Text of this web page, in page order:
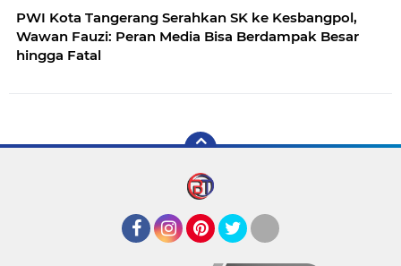
PWI Kota Tangerang Serahkan SK ke Kesbangpol,
Wawan Fauzi: Peran Media Bisa Berdampak Besar
hingga Fatal